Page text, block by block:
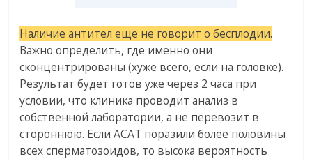
Наличие антител еще не говорит о бесплодии.
Важно определить, где именно они
сконцентрированы (хуже всего, если на головке).
Результат будет готов уже через 2 часа при
условии, что клиника проводит анализ в
собственной лаборатории, а не перевозит в
стороннюю. Если АСАТ поразили более половины
всех сперматозоидов, то высока вероятность